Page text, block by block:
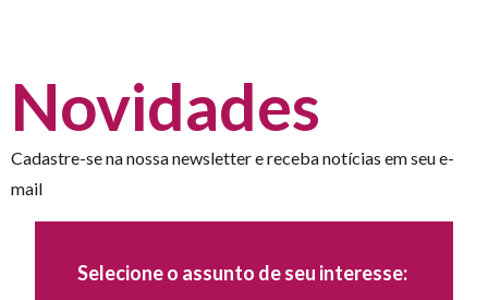
Novidades
Cadastre-se na nossa newsletter e receba notícias em seu e-
mail
Selecione o assunto de seu interesse: